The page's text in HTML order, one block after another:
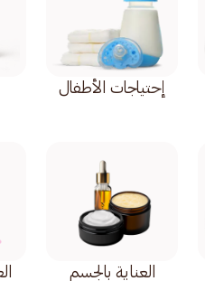
إحتياجات الأطفال
العناية بالجسم